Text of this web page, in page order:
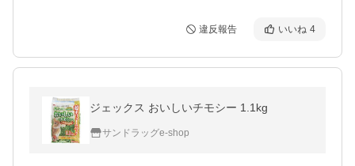
違反報告 いいね 4
ジェックス おいしいチモシー 1.1kg
サンドラッグe-shop